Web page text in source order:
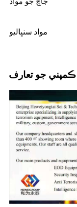
مواد سنڀاليو
ڪمپني جو تعارف